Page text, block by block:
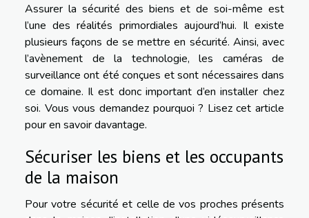
Assurer la sécurité des biens et de soi-même est
l’une des réalités primordiales aujourd’hui. Il existe
plusieurs façons de se mettre en sécurité. Ainsi, avec
l’avènement de la technologie, les caméras de
surveillance ont été conçues et sont nécessaires dans
ce domaine. Il est donc important d’en installer chez
soi. Vous vous demandez pourquoi ? Lisez cet article
pour en savoir davantage.
Sécuriser les biens et les occupants
de la maison
Pour votre sécurité et celle de vos proches présents